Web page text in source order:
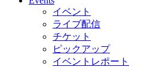
イベント
ライブ配信
チケット
ピックアップ
イベントレポート